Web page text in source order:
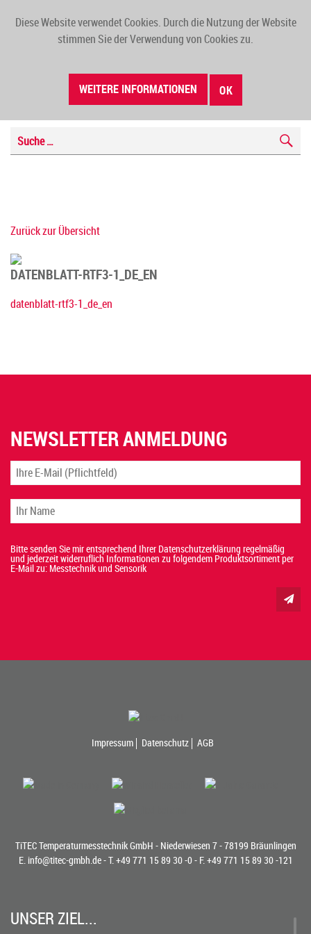
Diese Website verwendet Cookies. Durch die Nutzung der Website
stimmen Sie der Verwendung von Cookies zu.
WEITERE INFORMATIONEN OK
Zurück zur Übersicht
DATENBLATT-RTF3-1_DE_EN
datenblatt-rtf3-1_de_en
NEWSLETTER ANMELDUNG
Bitte senden Sie mir entsprechend Ihrer Datenschutzerklärung regelmäßig
und jederzeit widerruflich Informationen zu folgendem Produktsortiment per
E-Mail zu: Messtechnik und Sensorik
Impressum Datenschutz AGB
TiTEC Temperaturmesstechnik GmbH - Niederwiesen 7 - 78199 Bräunlingen
E. info@titec-gmbh.de- T. +49 771 15 89 30 -0- F. +49 771 15 89 30 -121
UNSER ZIEL...